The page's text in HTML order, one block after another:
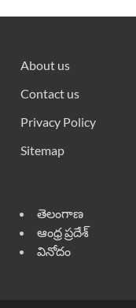
About us
Contact us
Privacy Policy
Sitemap
తెలంగాణ
ఆంధ్ర ప్రదేశ్
వినోదం